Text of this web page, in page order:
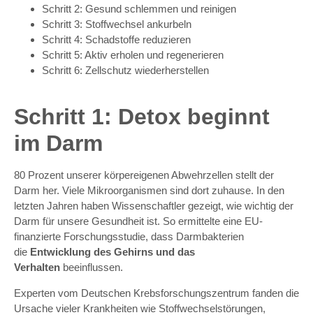
Schritt 2: Gesund schlemmen und reinigen
Schritt 3: Stoffwechsel ankurbeln
Schritt 4: Schadstoffe reduzieren
Schritt 5: Aktiv erholen und regenerieren
Schritt 6: Zellschutz wiederherstellen
Schritt 1: Detox beginnt
im Darm
80 Prozent unserer körpereigenen Abwehrzellen stellt der
Darm her. Viele Mikroorganismen sind dort zuhause. In den
letzten Jahren haben Wissenschaftler gezeigt, wie wichtig der
Darm für unsere Gesundheit ist. So ermittelte eine EU-
finanzierte Forschungsstudie, dass Darmbakterien
die Entwicklung des Gehirns und das
Verhalten beeinflussen.
Experten vom Deutschen Krebsforschungszentrum fanden die
Ursache vieler Krankheiten wie Stoffwechselstörungen,